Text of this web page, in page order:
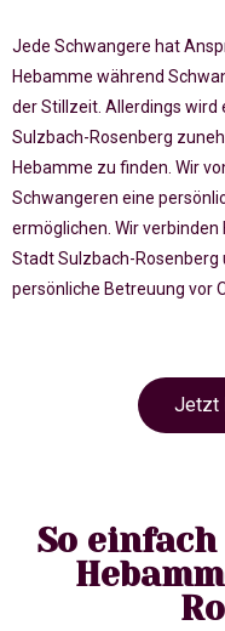
Jede Schwangere hat
Hebamme während
der Stillzeit. Allerdings wird
Sulzbach-Rosenberg
Hebamme zu finden. Wir
Schwangeren eine
ermöglichen. Wir
Stadt Sulzbach-Rosenberg
persönliche Betreuung vor
Jetzt
So